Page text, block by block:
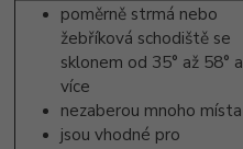
poměrně strmá nebo
žebříková schodiště se
sklonem od 35° až 58° a
více
nezaberou mnoho místa
jsou vhodné pro